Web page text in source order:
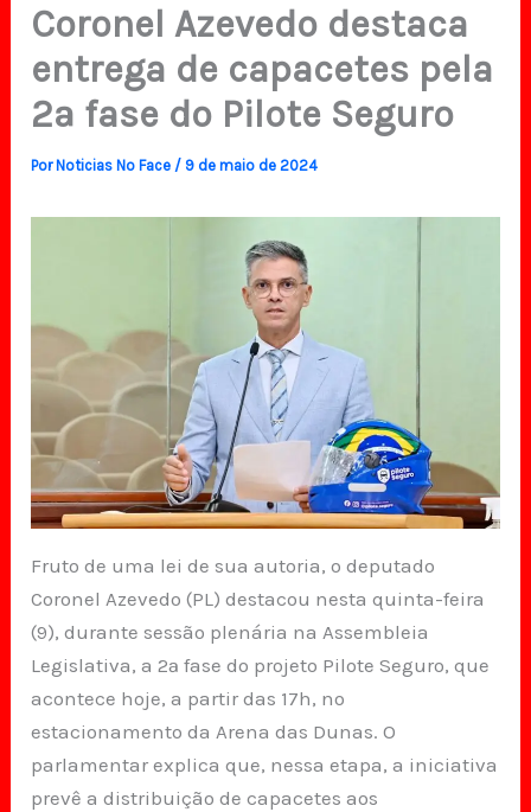
Coronel Azevedo destaca
entrega de capacetes pela
2ª fase do Pilote Seguro
PorNoticias No Face / 9 de maio de 2024
Fruto de uma lei de sua autoria, o deputado
Coronel Azevedo (PL) destacou nesta quinta-feira
(9), durante sessão plenária na Assembleia
Legislativa, a 2ª fase do projeto Pilote Seguro, que
acontece hoje, a partir das 17h, no
estacionamento da Arena das Dunas. O
parlamentar explica que, nessa etapa, a iniciativa
prevê a distribuição de capacetes aos